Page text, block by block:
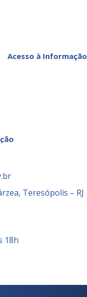
Acesso à Informação
Teresópolis – RJ
18h